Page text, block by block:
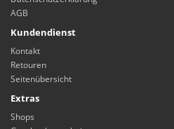
AGB
Kundendienst
Kontakt
Retouren
Seitenübersicht
Extras
Shops